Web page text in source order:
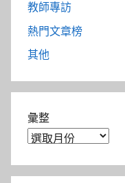
教師專訪
熱門文章榜
其他
彙整